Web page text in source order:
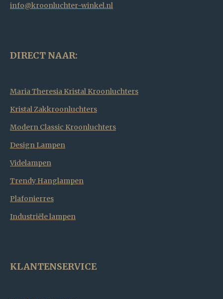
info@kroonluchter-winkel.nl
DIRECT NAAR:
Maria Theresia Kristal Kroonluchters
Kristal Zakkroonluchters
Modern Classic Kroonluchters
Design Lampen
Videlampen
Trendy Hanglampen
Plafonierres
Industriële lampen
KLANTENSERVICE